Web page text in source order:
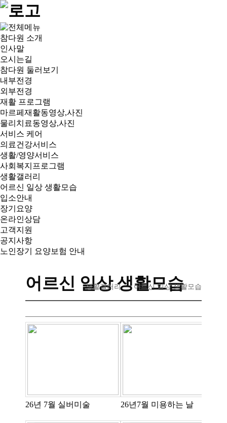
참다원 소개
인사말
오시는길
참다원 둘러보기
내부전경
외부전경
재활 프로그램
마르페재활동영상,사진
물리치료동영상,사진
서비스 케어
의료건강서비스
생활/영양서비스
사회복지프로그램
생활갤러리
어르신 일상 생활모습
입소안내
장기요양
온라인상담
고객지원
공지사항
노인장기 요양보험 안내
어르신 일상 생활모습
생활갤러리 어르신 일상 생활모습
26년 7월 실버미술 26년7월 미용하는 날